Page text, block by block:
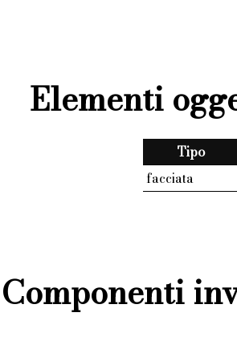
Elementi
Tipo
facciata
Componenti